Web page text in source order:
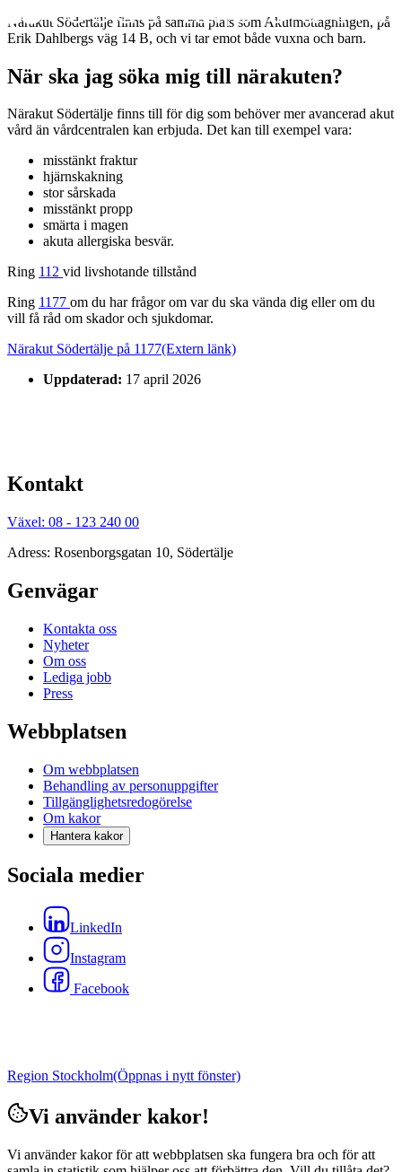
Närakut Södertälje finns på samma plats som Akutmottagningen, på
Erik Dahlbergs väg 14 B, och vi tar emot både vuxna och barn.
När ska jag söka mig till närakuten?
Närakut Södertälje finns till för dig som behöver mer avancerad akut
vård än vårdcentralen kan erbjuda. Det kan till exempel vara:
misstänkt fraktur
hjärnskakning
stor sårskada
misstänkt propp
smärta i magen
akuta allergiska besvär.
Ring 112 vid livshotande tillstånd
Ring 1177 om du har frågor om var du ska vända dig eller om du
vill få råd om skador och sjukdomar.
Närakut Södertälje på 1177(Extern länk)
Uppdaterad: 17 april 2026
Kontakt
Växel: 08 - 123 240 00
Adress: Rosenborgsgatan 10, Södertälje
Genvägar
Kontakta oss
Nyheter
Om oss
Lediga jobb
Press
Webbplatsen
Om webbplatsen
Behandling av personuppgifter
Tillgänglighetsredogörelse
Om kakor
Hantera kakor
Sociala medier
LinkedIn
Instagram
Facebook
Region Stockholm(Öppnas i nytt fönster)
Vi använder kakor!
Vi använder kakor för att webbplatsen ska fungera bra och för att